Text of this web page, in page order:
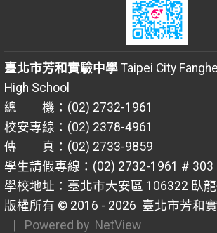
臺北市芳和實驗中學Taipei City
High School
總 機：(02) 2732-1961
校安專線：(02) 2378-4961
傳 真：(02) 2733-9859
學生請假專線：(02) 2732-1961 # 303
學校地址：臺北市大安區 106322 臥
版權所有 © 2016 - 2026 臺北市芳和
| Powered by NetView